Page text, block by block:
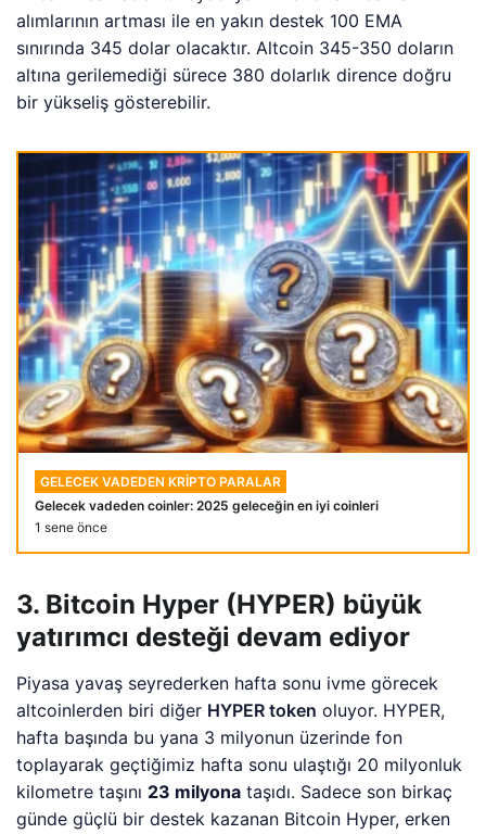
alımlarının artması ile en yakın destek 100 EMA
sınırında 345 dolar olacaktır. Altcoin 345-350 doların
altına gerilemediği sürece 380 dolarlık dirence doğru
bir yükseliş gösterebilir.
GELECEK VADEDEN KRIPTO PARALAR
Gelecek vadeden coinler: 2025 geleceğin en iyi coinleri
1 sene önce
3. Bitcoin Hyper (HYPER) büyük
yatırımcı desteği devam ediyor
Piyasa yavaş seyrederken hafta sonu ivme görecek
altcoinlerden biri diğer HYPER token oluyor. HYPER,
hafta başında bu yana 3 milyonun üzerinde fon
toplayarak geçtiğimiz hafta sonu ulaştığı 20 milyonluk
kilometre taşını 23 milyona taşıdı. Sadece son birkaç
günde güçlü bir destek kazanan Bitcoin Hyper, erken